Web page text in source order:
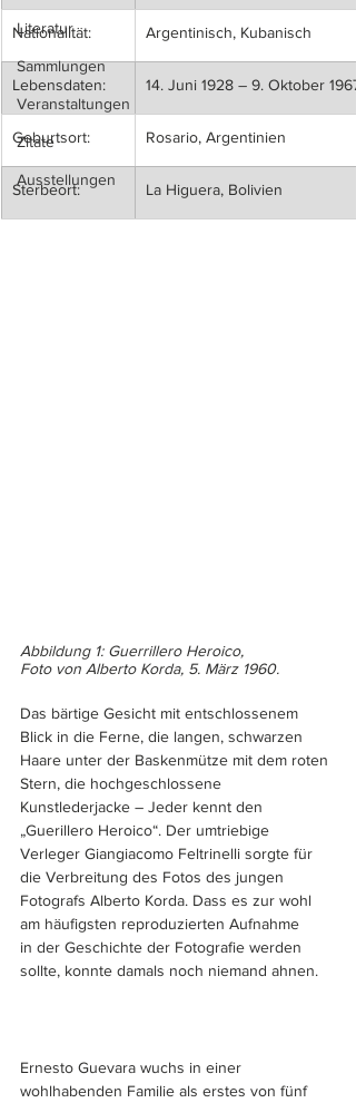
Literatur
Sammlungen
Veranstaltungen
Zitate
Ausstellungen
​Nationalität: Argentinisch, Kubanisch
​Lebensdaten: 14. Juni 1928 – 9. Oktober 1967
​Geburtsort: Rosario, Argentinien
​Sterbeort: La Higuera, Bolivien
Abbildung 1: Guerrillero Heroico,
Foto von Alberto Korda, 5. März 1960.
Das bärtige Gesicht mit entschlossenem
Blick in die Ferne, die langen, schwarzen
Haare unter der Baskenmütze mit dem roten
Stern, die hochgeschlossene
Kunstlederjacke – Jeder kennt den
„Guerillero Heroico“. Der umtriebige
Verleger Giangiacomo Feltrinelli sorgte für
die Verbreitung des Fotos des jungen
Fotografs Alberto Korda. Dass es zur wohl
am häufigsten reproduzierten Aufnahme
in der Geschichte der Fotografie werden
sollte, konnte damals noch niemand ahnen.
Ernesto Guevara wuchs in einer
wohlhabenden Familie als erstes von fünf